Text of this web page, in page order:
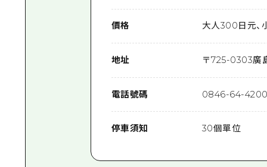
價格 大人300日元、
地址 〒725-0303廣
電話號碼 0846-64-
停車須知 30個單位